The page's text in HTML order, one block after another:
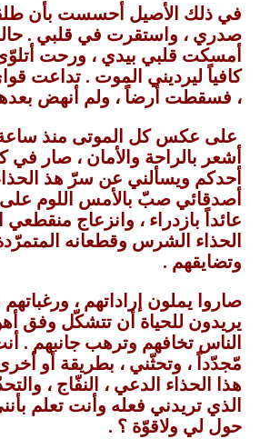
في ذلك الأصيل أحسست بأن
صدري ، واستقرت في قلبي .
أمسكت قلبي بيدي ، ورحت
كافياً ليرديني الموت . تداعت
، فسقطت أرضاً ، ولم أنهض
على عكس كل الموتى منذ ساعة
أشعر بالراحة والأمان ، صار في
أحدكم ويسألني عن سرّ هذ
أصدقائي صبّ بالأمس اللوم
عائداً بازدراء ، وانزعاج منقطعي
الحذاء الشرس وقطعانه
وتضايقهم .
صاروا يملون إراداتهم ،
يريدون للحياة أن تتشكّل وفق
الناس تخافهم وترهب جانبهم .
مّجدّداً ، وتحثّني ، بطريقة أو
هذا الحذاء الدعي ، النفّاج ،
الذي تريدني فعله وأنت تعلم
حول لي ولاقوّة ؟ .